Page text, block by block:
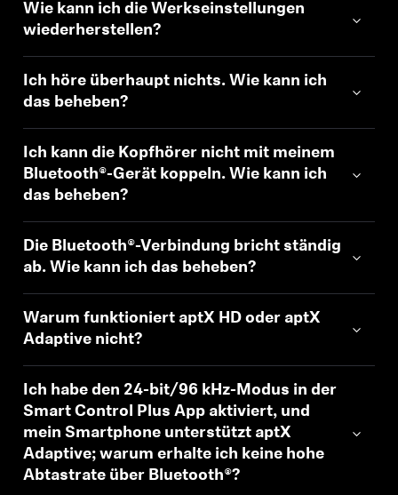
Wie kann ich die Werkseinstellungen
wiederherstellen?
Ich höre überhaupt nichts. Wie kann ich
das beheben?
Ich kann die Kopfhörer nicht mit meinem
Bluetooth®-Gerät koppeln. Wie kann ich
das beheben?
Die Bluetooth®-Verbindung bricht ständig
ab. Wie kann ich das beheben?
Warum funktioniert aptX HD oder aptX
Adaptive nicht?
Ich habe den 24-bit/96 kHz-Modus in der
Smart Control Plus App aktiviert, und
mein Smartphone unterstützt aptX
Adaptive; warum erhalte ich keine hohe
Abtastrate über Bluetooth®?